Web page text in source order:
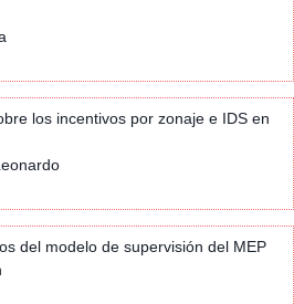
los incentivos por zonaje e IDS en
del modelo de supervisión del MEP